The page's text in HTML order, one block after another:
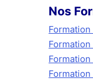
Nos
Formation